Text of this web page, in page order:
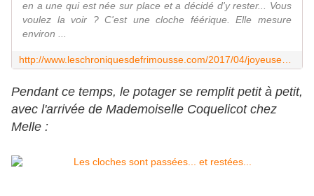
en a une qui est née sur place et a décidé d'y rester... Vous
voulez la voir ? C'est une cloche féérique. Elle mesure
environ ...
Pendant ce temps, le potager se remplit petit à petit,
avec l'arrivée de Mademoiselle Coquelicot chez
Melle :